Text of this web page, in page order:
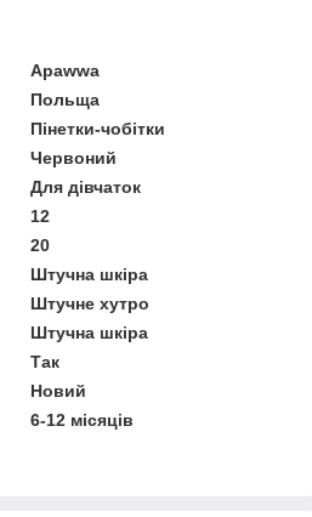
Apawwa
Польща
Пінетки-чобітки
Червоний
Для дівчаток
12
20
Штучна шкіра
Штучне хутро
Штучна шкіра
Так
Новий
6-12 місяців